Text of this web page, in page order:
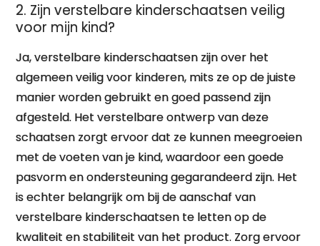
2. Zijn verstelbare kinderschaatsen veilig
voor mijn kind?
Ja, verstelbare kinderschaatsen zijn over het
algemeen veilig voor kinderen, mits ze op de juiste
manier worden gebruikt en goed passend zijn
afgesteld. Het verstelbare ontwerp van deze
schaatsen zorgt ervoor dat ze kunnen meegroeien
met de voeten van je kind, waardoor een goede
pasvorm en ondersteuning gegarandeerd zijn. Het
is echter belangrijk om bij de aanschaf van
verstelbare kinderschaatsen te letten op de
kwaliteit en stabiliteit van het product. Zorg ervoor